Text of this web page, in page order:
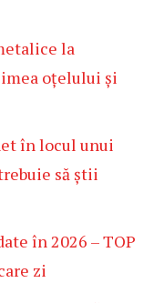
la
oțelului și
în locul unui
să știi
în 2026 – TOP
zi